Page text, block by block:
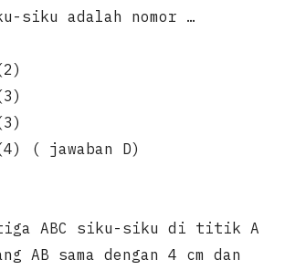
siku adalah nomor …
( jawaban D)
ABC siku-siku di titik A
AB sama dengan 4 cm dan